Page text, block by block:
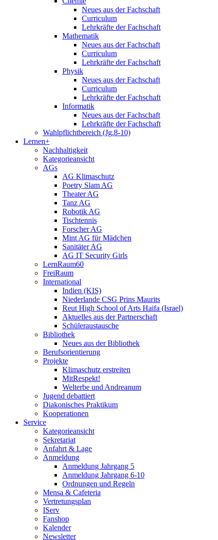
Neues aus der Fachschaft
Curriculum
Lehrkräfte der Fachschaft
Mathematik
Neues aus der Fachschaft
Curriculum
Lehrkräfte der Fachschaft
Physik
Neues aus der Fachschaft
Curriculum
Lehrkräfte der Fachschaft
Informatik
Neues aus der Fachschaft
Lehrkräfte der Fachschaft
Wahlpflichtbereich (Jg.8-10)
Lernen+
Nachhaltigkeit
Kategorieansicht
AGs
AG Klimaschutz
Poetry Slam AG
Theater AG
Tanz AG
Robotik AG
Tischtennis
Forscher AG
Mint AG für Mädchen
Sanitäter AG
AG IT Security Girls
LernRaum60
FreiRaum
International
Indien (KIS)
Niederlande CSG Prins Maurits
Reut High School of Arts Haifa (Israel)
Aktuelles aus der Partnerschaft
Schüleraustausche
Bibliothek
Neues aus der Bibliothek
Berufsorientierung
Projekte
Klimaschutz erstreiten
MitRespekt!
Welterbe und Andreanum
Jugend debattiert
Diakonisches Praktikum
Kooperationen
Service
Kategorieansicht
Sekretariat
Anfahrt & Lage
Anmeldung
Anmeldung Jahrgang 5
Anmeldung Jahrgang 6-10
Ordnungen und Regeln
Mensa & Cafeteria
Vertretungsplan
IServ
Fanshop
Kalender
Newsletter